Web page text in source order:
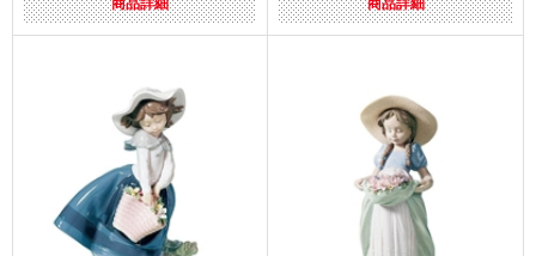
商品詳細 商品詳細